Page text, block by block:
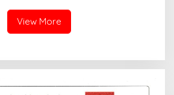
Bank
Pelestarian Budaya
View More